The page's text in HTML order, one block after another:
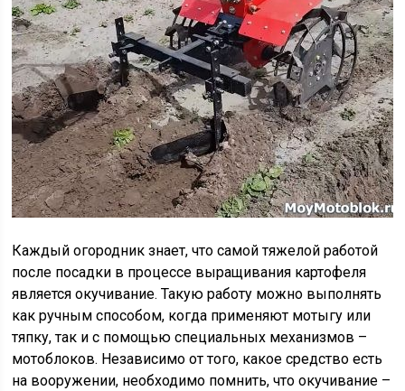
Каждый огородник знает, что самой тяжелой работой
после посадки в процессе выращивания картофеля
является окучивание. Такую работу можно выполнять
как ручным способом, когда применяют мотыгу или
тяпку, так и с помощью специальных механизмов –
мотоблоков. Независимо от того, какое средство есть
на вооружении, необходимо помнить, что окучивание –